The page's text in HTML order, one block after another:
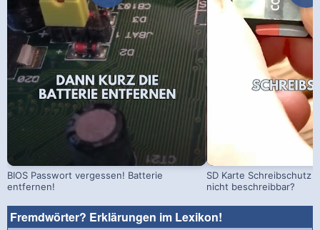
BIOS Passwort vergessen! Batterie
entfernen!
SD Karte Schreibschutz
nicht beschreibbar?
Fremdwörter? Erklärungen im Lexikon!